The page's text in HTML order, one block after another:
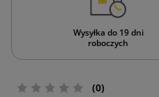
Wysyłka do 19 dni
roboczych
(0)